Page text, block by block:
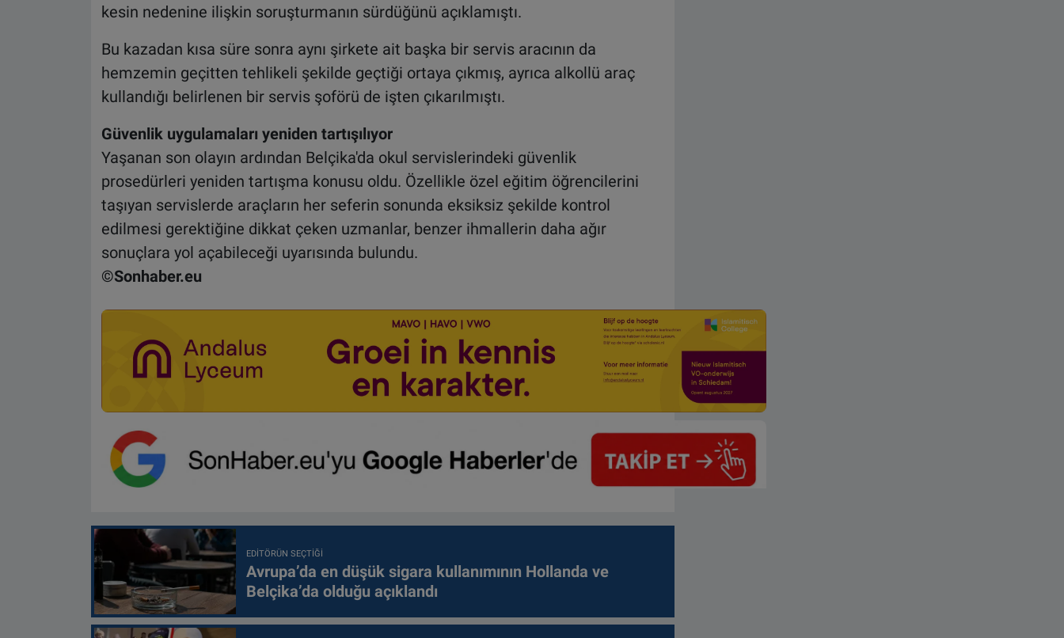
kesin nedenine ilişkin soruşturmanın sürdüğünü açıklamıştı.
Bu kazadan kısa süre sonra aynı şirkete ait başka bir servis aracının da
hemzemin geçitten tehlikeli şekilde geçtiği ortaya çıkmış, ayrıca alkollü araç
kullandığı belirlenen bir servis şoförü de işten çıkarılmıştı.
Güvenlik uygulamaları yeniden tartışılıyor
Yaşanan son olayın ardından Belçika'da okul servislerindeki güvenlik
prosedürleri yeniden tartışma konusu oldu. Özellikle özel eğitim öğrencilerini
taşıyan servislerde araçların her seferin sonunda eksiksiz şekilde kontrol
edilmesi gerektiğine dikkat çeken uzmanlar, benzer ihmallerin daha ağır
sonuçlara yol açabileceği uyarısında bulundu.
©Sonhaber.eu
EDITÖRÜN SEÇTIĞI
Avrupa’da en düşük sigara kullanımının Hollanda ve
Belçika’da olduğu açıklandı